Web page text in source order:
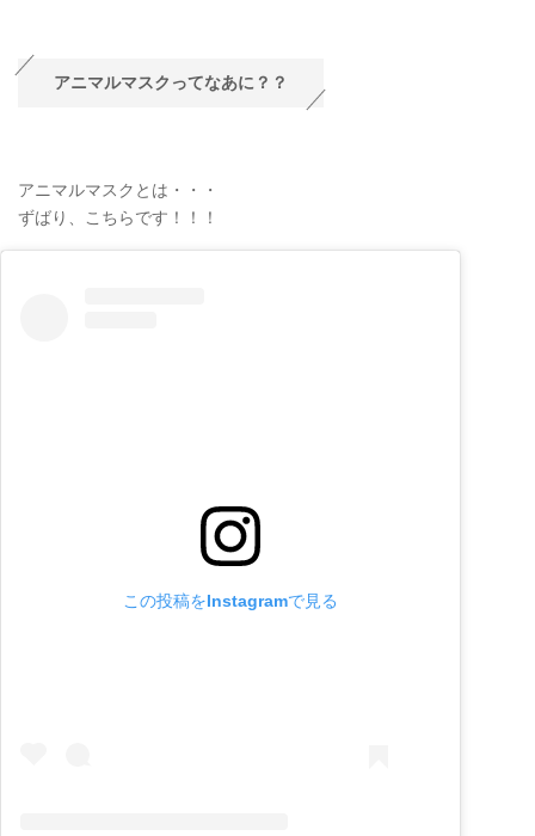
アニマルマスクってなあに？？
アニマルマスクとは・・・
ずばり、こちらです！！！
この投稿をInstagramで見る